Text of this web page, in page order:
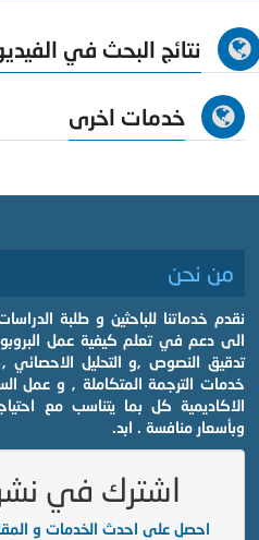
نتائج البحث في
خدمات اخرى
من نحن
نقدم خدماتنا للباحثين و طلبة
الى دعم في تعلم كيفية عمل
تدقيق النصوص ,و التحليل الاحصائي
خدمات الترجمة المتكاملة , و عمل
الاكاديمية كل بما يتناسب مع
وبأسعار منافسة . ابد.
اشترك في
احصل على احدث الخدمات و